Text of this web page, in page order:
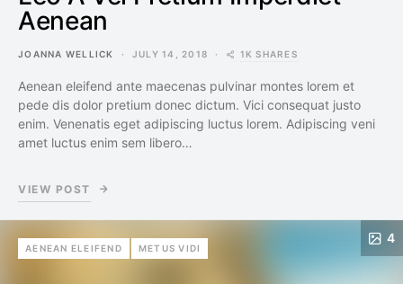
Aenean
JOANNA WELLICK JULY 14, 2018 1K SHARES
Aenean eleifend ante maecenas pulvinar montes lorem et
pede dis dolor pretium donec dictum. Vici consequat justo
enim. Venenatis eget adipiscing luctus lorem. Adipiscing veni
amet luctus enim sem libero…
VIEW POST
AENEAN ELEIFEND METUS VIDI
4